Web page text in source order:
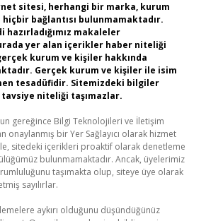
sitesi, herhangi bir marka, kurum
bağlantısı bulunmamaktadır.
hazırladığımız makaleler
yer alan içerikler haber niteliği
kurum ve kişiler hakkında
Gerçek kurum ve kişiler ile isim
tesadüfidir. Sitemizdeki bilgiler
niteliği taşımazlar.
gereğince Bilgi Teknolojileri ve İletişim
onaylanmış bir Yer Sağlayıcı olarak hizmet
sitedeki içerikleri proaktif olarak denetleme
bulunmamaktadır. Ancak, üyelerimiz
taşımakta olup, siteye üye olarak
sayılırlar.
aykırı olduğunu düşündüğünüz